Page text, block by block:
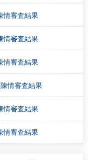
情審査結果
情審査結果
情審査結果
情審査結果
情審査結果
情審査結果